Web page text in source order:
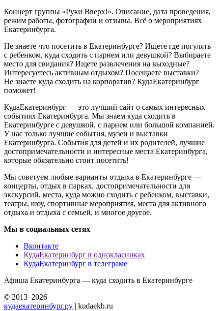
Концерт группы «Руки Вверх!». Описание, дата проведения,
режим работы, фотографии и отзывы. Всё о мероприятиях
Екатеринбурга.
Не знаете что посетить в Екатеринбурге? Ищете где погулять
с ребенком, куда сходить с парнем или девушкой? Выбираете
место для свидания? Ищете развлечения на выходные?
Интересуетесь активным отдыхом? Посещаете выставки?
Не знаете куда сходить на корпоратив? КудаЕкатеринбург
поможет!
КудаЕкатеринбург — это лучший сайт о самых интересных
событиях Екатеринбурга. Мы знаем куда сходить в
Екатеринбурге с девушкой, с парнем или большой компанией.
У нас только лучшие события, музеи и выставки
Екатеринбурга. События для детей и их родителей, лучшие
достопримечательности и интересные места Екатеринбурга,
которые обязательно стоит посетить!
Мы советуем любые варианты отдыха в Екатеринбурге —
концерты, отдых в парках, достопримечательности для
экскурсий, места, куда можно сходить с ребенком, выставки,
театры, шоу, спортивные мероприятия, места для активного
отдыха и отдыха с семьей, и многое другое.
Мы в социальных сетях
Вконтакте
КудаЕкатеринбург в однокласниках
КудаЕкатеринбург в телеграме
Афиша Екатеринбурга — куда сходить в Екатеринбурге
© 2013–2026
кудаекатеринбург.ру | kudaekb.ru